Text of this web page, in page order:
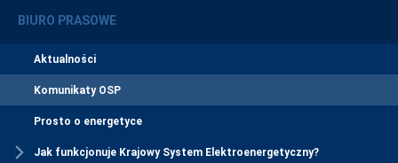
BIURO PRASOWE
Aktualności
Komunikaty OSP
Prosto o energetyce
Jak funkcjonuje Krajowy System Elektroenergetyczny?